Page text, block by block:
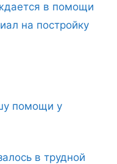
в помощи
на постройку
помощи у
в трудной